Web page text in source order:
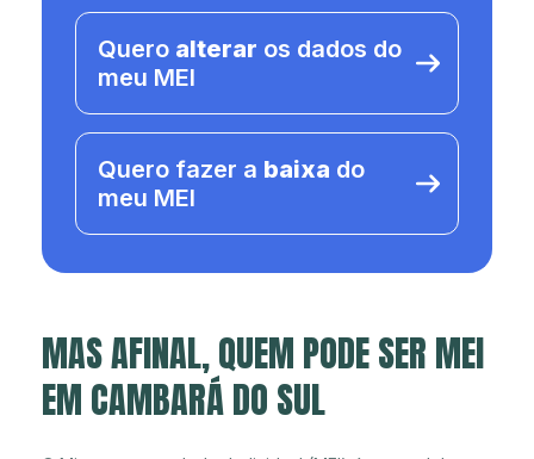
Quero alterar os dados do
meu MEI
Quero fazer a baixa do
meu MEI
MAS AFINAL, QUEM PODE SER MEI
EM CAMBARÁ DO SUL